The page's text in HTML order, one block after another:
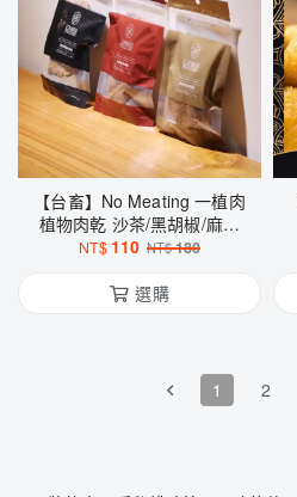
【台畜】No Meating 一植肉
植物肉乾 沙茶/黑胡椒/麻辣
素肉乾 全素 素食 植物性肉乾
NT$ 110 NT$180
選購
1 2